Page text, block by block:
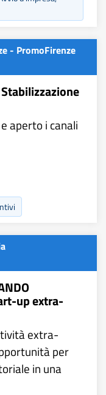
- PromoFirenze
aperto i canali
up extra-
extra-
per
in una